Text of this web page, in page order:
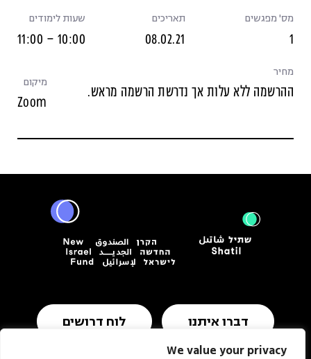
We value your privacy
מס' מפגשים
1
תאריכים
08.02.21
שעות לימודים
10:00 – 11:00
מחיר
ההרשמה ללא עלות אך נדרשת הרשמה מראש. מיקום
Zoom
דברו איתנו לוח דרושים